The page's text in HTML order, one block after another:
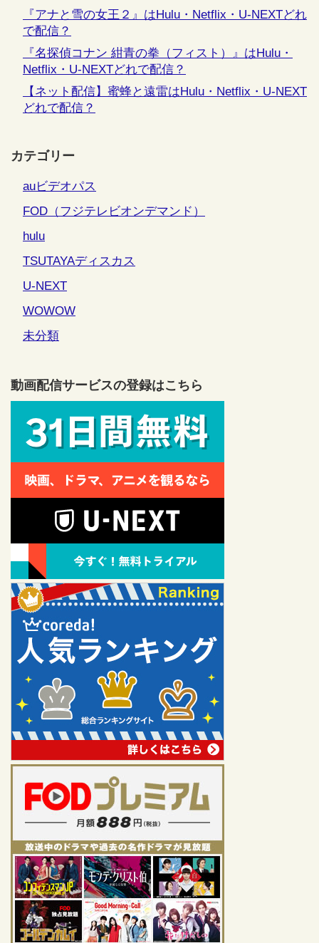
『アナと雪の女王２』はHulu・Netflix・U-NEXTどれ
で配信？
『名探偵コナン 紺青の拳（フィスト）』はHulu・
Netflix・U-NEXTどれで配信？
【ネット配信】蜜蜂と遠雷はHulu・Netflix・U-NEXT
どれで配信？
カテゴリー
auビデオパス
FOD（フジテレビオンデマンド）
hulu
TSUTAYAディスカス
U-NEXT
WOWOW
未分類
動画配信サービスの登録はこちら